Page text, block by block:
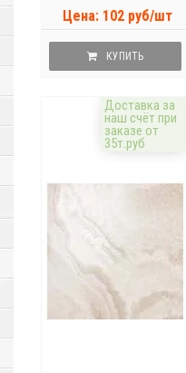
Цена: 102 руб/шт
КУПИТЬ
Доставка за
наш счёт при
заказе от
35т.руб